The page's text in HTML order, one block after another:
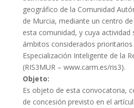
geográfico de la Comunidad
de Murcia, mediante un centro
esta comunidad, y cuya actividad
ámbitos considerados
Especialización Inteligente de la
(RIS3MUR – www.carm.es/ris3).
Objeto:
Es objeto de esta convocatoria,
de concesión previsto en el